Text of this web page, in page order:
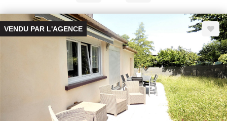
VENDU PAR L'AGENCE